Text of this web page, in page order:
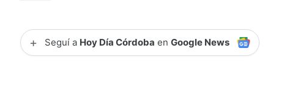
+ Seguí a Hoy Día Córdoba enGoogle News